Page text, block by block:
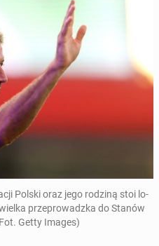
Polski oraz jego rodziną stoi lo­
przeprowadz­ka do Stanów
Getty Images)